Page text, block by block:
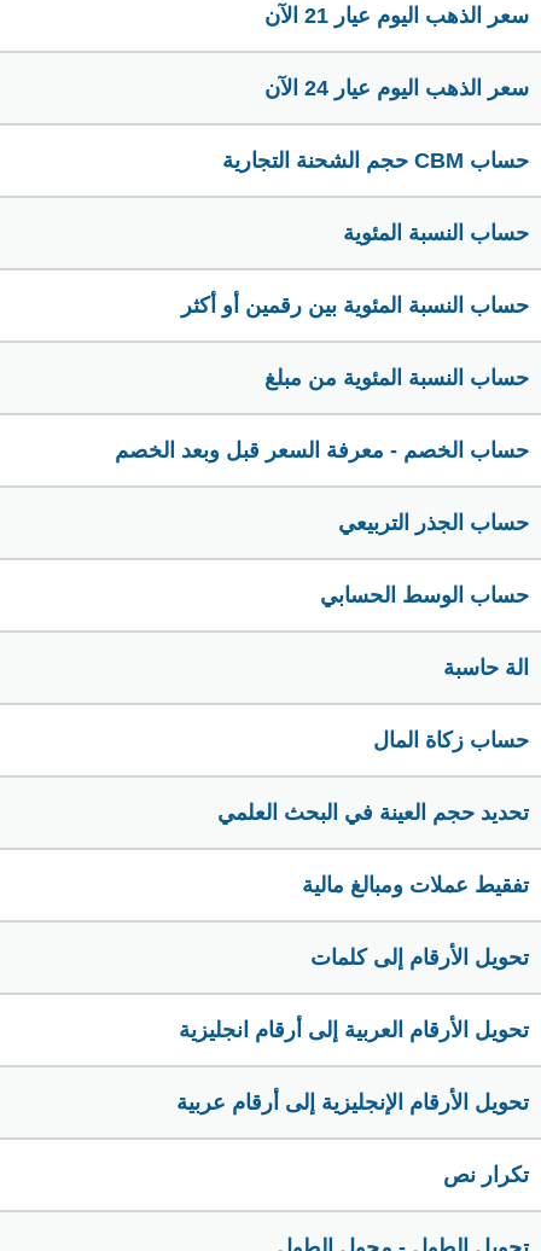
سعر الذهب اليوم عيار 21 الآن
سعر الذهب اليوم عيار 24 الآن
حساب CBM حجم الشحنة التجارية
حساب النسبة المئوية
حساب النسبة المئوية بين رقمين أو أكثر
حساب النسبة المئوية من مبلغ
حساب الخصم - معرفة السعر قبل وبعد الخصم
حساب الجذر التربيعي
حساب الوسط الحسابي
الة حاسبة
حساب زكاة المال
تحديد حجم العينة في البحث العلمي
تفقيط عملات ومبالغ مالية
تحويل الأرقام إلى كلمات
تحويل الأرقام العربية إلى أرقام انجليزية
تحويل الأرقام الإنجليزية إلى أرقام عربية
تكرار نص